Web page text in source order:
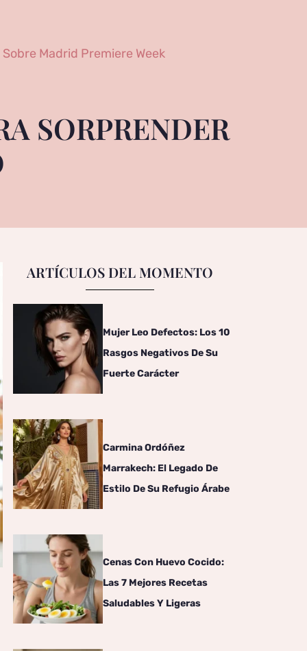
Sobre Madrid Premiere Week
SORPRENDER
ARTÍCULOS DEL MOMENTO
Mujer Leo Defectos: Los 10
Rasgos Negativos De Su
Fuerte Carácter
Carmina Ordóñez
Marrakech: El Legado De
Estilo De Su Refugio Árabe
Cenas Con Huevo Cocido:
Las 7 Mejores Recetas
Saludables Y Ligeras